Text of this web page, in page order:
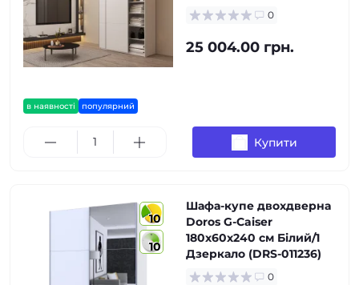
в наявності популярний
0
25 004.00 грн.
Купити
10
10
Шафа-купе двохдверна
Doros G-Caiser
180х60х240 см Білий/1
Дзеркало (DRS-011236)
0